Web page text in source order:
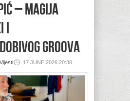
– MAGIJA
I
GROOVA
17.JUNE 2026 20:38
Vijesti